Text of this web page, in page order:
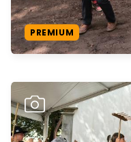
PREMIUM